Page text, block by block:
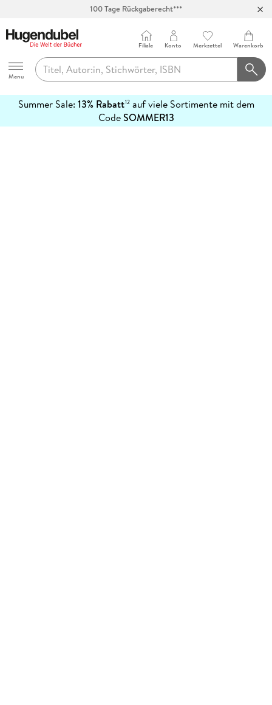
100 Tage Rückgaberecht***
Hugendubel
Menu
Filiale Konto Merkzettel Warenkorb
Summer Sale: 13% Rabatt12auf viele Sortimente mit dem
CodeSOMMER13
erfahren